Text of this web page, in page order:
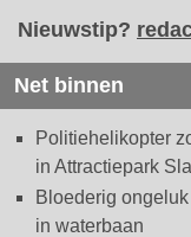
Nieuwstip?
Net binnen
Politiehelikopter
in Attractiepark
Bloederig
in waterbaan